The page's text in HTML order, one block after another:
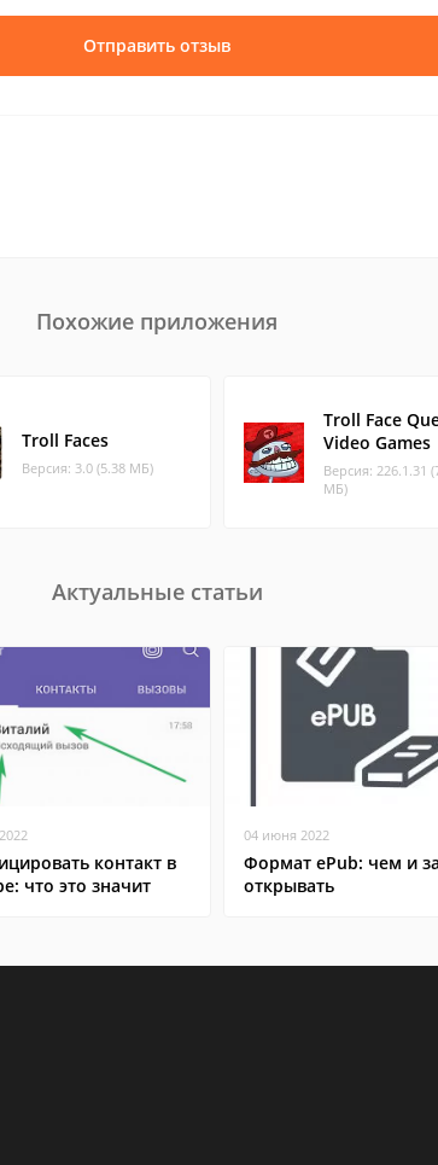
Отправить отзыв
Похожие приложения
Troll Faces
Версия: 3.0 (5.38 МБ)
Troll Face
Video Games
Версия: 226.1.31
МБ)
Актуальные статьи
контакт в
что это значит
04 июня 2022
Формат ePub: чем и
открывать